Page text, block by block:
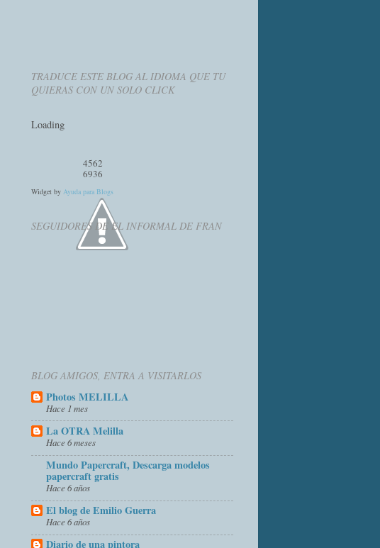
TRADUCE ESTE BLOG AL IDIOMA QUE TU
QUIERAS CON UN SOLO CLICK
Loading
4562
6936
Widget by Ayuda para Blogs
SEGUIDORES DE EL INFORMAL DE FRAN
BLOG AMIGOS, ENTRA A VISITARLOS
Photos MELILLA
Hace 1 mes
La OTRA Melilla
Hace 6 meses
Mundo Papercraft, Descarga modelos
papercraft gratis
Hace 6 años
El blog de Emilio Guerra
Hace 6 años
Diario de una pintora